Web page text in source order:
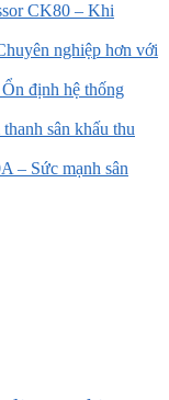
CK80 – Khi
nghiệp hơn với
định hệ thống
sân khấu thu
– Sức mạnh sân